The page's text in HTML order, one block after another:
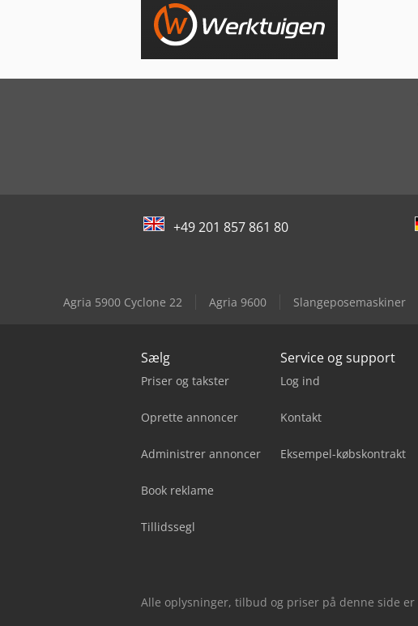
+49 201 857 861 80
Agria 5900 Cyclone 22 Agria 9600 Slangeposemaskiner
Sælg
Priser og takster
Oprette annoncer
Administrer annoncer
Book reklame
Tillidssegl
Service og support
Log ind
Kontakt
Eksempel-købskontrakt
Alle oplysninger, tilbud og priser på denne side